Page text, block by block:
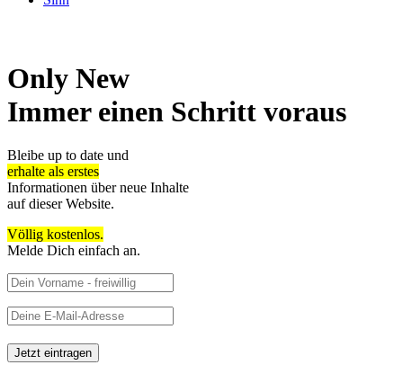
Only New
Immer einen Schritt voraus
Bleibe up to date und
erhalte als erstes
Informationen über neue Inhalte
auf dieser Website.
Völlig kostenlos.
Melde Dich einfach an.